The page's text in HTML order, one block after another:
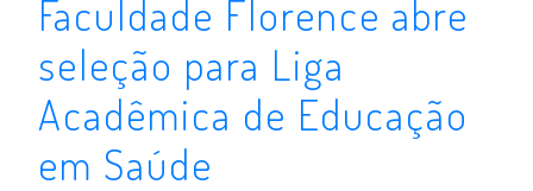
Faculdade Florence abre
seleção para Liga
Acadêmica de Educação
em Saúde